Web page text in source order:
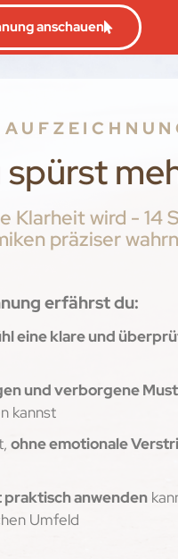
anschauen
spürst
Klarheit wird -
präziser
erfährst du:
eine klare und
und verborgene
kannst
ohne emotionale
anwenden
Umfeld